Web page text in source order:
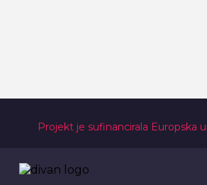
Projekt je sufinancirala Europska